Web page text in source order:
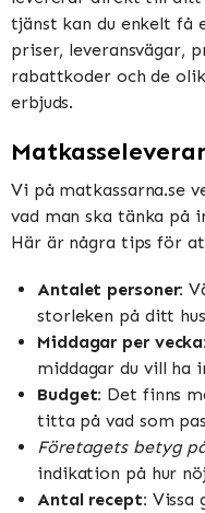
tjänst kan du enkelt få
priser, leveransvägar,
rabattkoder och de
erbjuds.
Vi på matkassarna.se
vad man ska tänka på
Här är några tips för
Antalet personer:
storleken på ditt
Middagar per vecka:
middagar du vill ha
Budget: Det finns
titta på vad som
Företagets betyg
indikation på hur
Antal recept: Vissa